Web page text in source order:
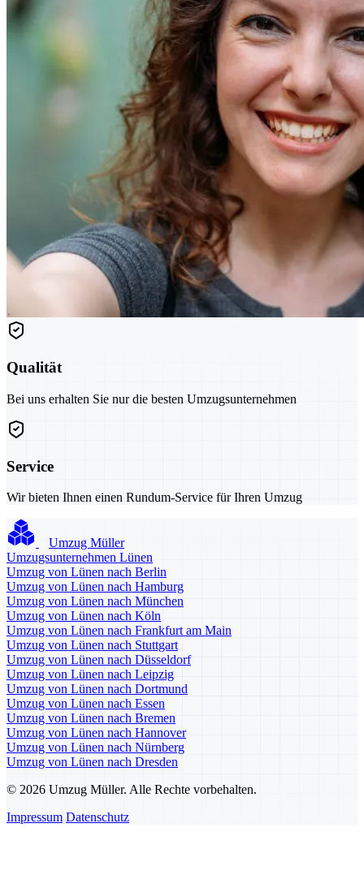
Qualität
Bei uns erhalten Sie nur die besten Umzugsunternehmen
Service
Wir bieten Ihnen einen Rundum-Service für Ihren Umzug
Umzug Müller
Umzugsunternehmen Lünen
Umzug von Lünen nach Berlin
Umzug von Lünen nach Hamburg
Umzug von Lünen nach München
Umzug von Lünen nach Köln
Umzug von Lünen nach Frankfurt am Main
Umzug von Lünen nach Stuttgart
Umzug von Lünen nach Düsseldorf
Umzug von Lünen nach Leipzig
Umzug von Lünen nach Dortmund
Umzug von Lünen nach Essen
Umzug von Lünen nach Bremen
Umzug von Lünen nach Hannover
Umzug von Lünen nach Nürnberg
Umzug von Lünen nach Dresden
© 2026 Umzug Müller. Alle Rechte vorbehalten.
Impressum Datenschutz